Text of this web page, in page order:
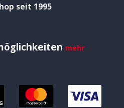
seit 1995
mehr